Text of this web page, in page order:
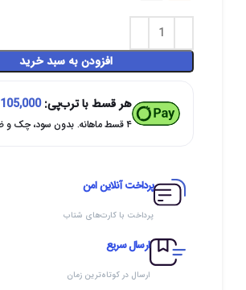
افزودن به سبد خرید
هر قسط با ترب‌پی:105,000
۴ قسط ماهانه. بدون سود، چک و ضامن.
پرداخت آنلاین امن
پرداخت با کارت‌های شتاب
ارسال سریع
ارسال در کوتاه‌ترین زمان